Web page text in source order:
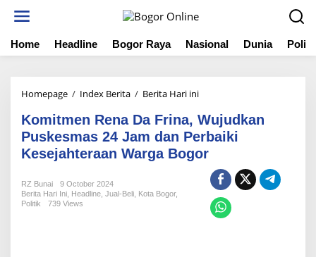
t
Home Headline Bogor Raya Nasional Dunia
Homepage / Index Berita / Berita Hari ini
m
i
m
Komitmen Rena Da Frina, Wujudkan
Puskesmas 24 Jam dan Perbaiki
Kesejahteraan Warga Bogor
RZ Bunai
9 October 2024
Berita Hari Ini Headline Jual-Beli Kota Bogor,
Politik
739 Views